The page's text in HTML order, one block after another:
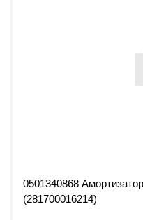
0501340868
(281700016214)